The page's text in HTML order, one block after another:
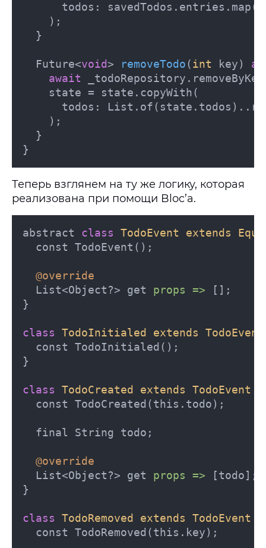
todos:
    );
  }
Future<void> removeTodo(int key)
await
    state = state.copyWith(
todos:
    );
  }
}
Теперь взглянем на ту же логику, которая
реализована при помощи Bloc’а.
abstract class TodoEvent extends
  const TodoEvent();
@override
  List<Object?> get
props => [];
}
class TodoInitialed extends
TodoEvent
  const TodoInitialed();
}
class TodoCreated extends TodoEvent
  const TodoCreated(this.todo);
  final String todo;
@override
  List<Object?> get
props => [todo];
}
class TodoRemoved extends TodoEvent
  const TodoRemoved(this.key);